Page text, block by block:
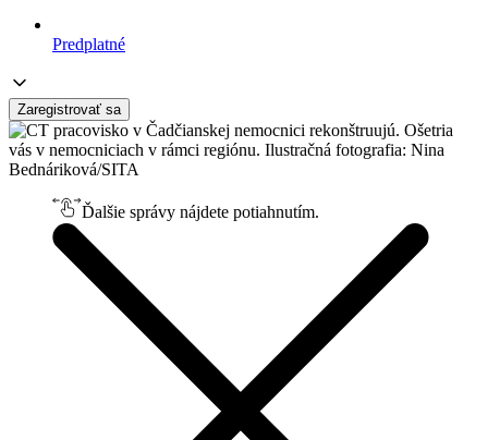
Predplatné
Zaregistrovať sa
Ďalšie správy nájdete potiahnutím.